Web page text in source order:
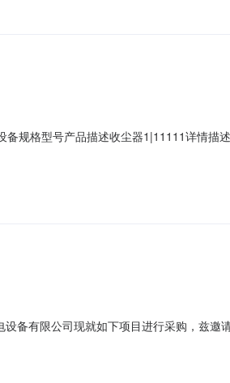
规格型号产品描述收尘器1|11111详情描
08-1011:00:00报价截止时间：2026-08-101
备有限公司现就如下项目进行采购，兹邀
资质信息：标